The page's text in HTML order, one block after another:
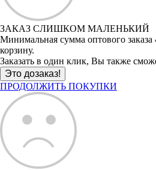
ЗАКАЗ СЛИШКОМ МАЛЕНЬКИЙ
Минимальная сумма оптового заказа
корзину.
Заказать в один клик, Вы также
ПРОДОЛЖИТЬ ПОКУПКИ